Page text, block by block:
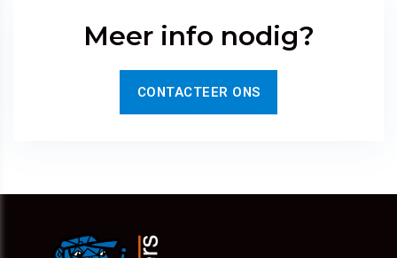
Meer info nodig?
CONTACTEER ONS